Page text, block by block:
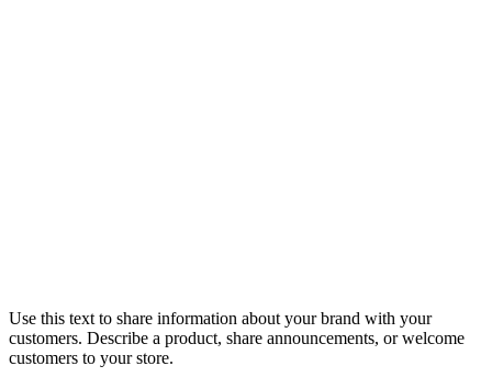
Use this text to share information about your brand with your
customers. Describe a product, share announcements, or welcome
customers to your store.